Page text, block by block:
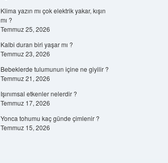
Klima yazın mı çok elektrik yakar, kışın
mı ?
Temmuz 25, 2026
Kalbi duran biri yaşar mı ?
Temmuz 23, 2026
Bebeklerde tulumunun içine ne giyilir ?
Temmuz 21, 2026
Işınımsal etkenler nelerdir ?
Temmuz 17, 2026
Yonca tohumu kaç günde çimlenir ?
Temmuz 15, 2026